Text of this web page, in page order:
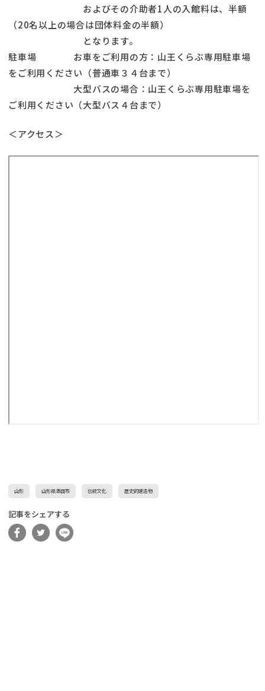
およびその介助者1人の入館料は、半額
（20名以上の場合は団体料金の半額）
となります。
駐車場 お車をご利用の方：山王くらぶ専用駐車場
をご利用ください（普通車３４台まで）
大型バスの場合：山王くらぶ専用駐車場を
ご利用ください（大型バス４台まで）
＜アクセス＞
山形 山形県酒田市 伝統文化 歴史的建造物
記事をシェアする